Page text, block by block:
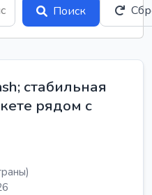
Поиск
стабильная
рядом с